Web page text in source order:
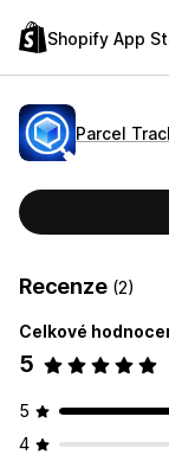
Shopify App
Parcel
Recenze (2)
Celkové
5
5
4